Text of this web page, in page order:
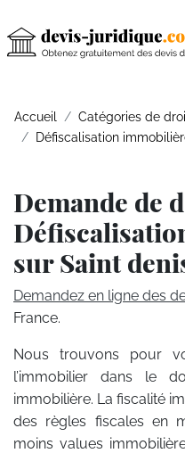
Accueil Catégories de
Défiscalisation
Demande de
sur Saint
Demandez en ligne des
France.
Nous trouvons pour
l’immobilier dans le
immobilière. La fiscalité
des règles fiscales en
moins values